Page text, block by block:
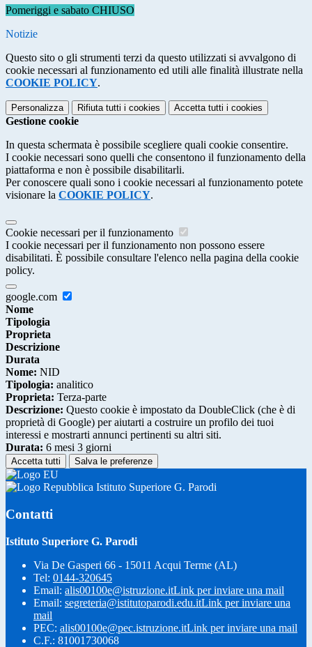
Pomeriggi e sabato CHIUSO
Notizie
Questo sito o gli strumenti terzi da questo utilizzati si avvalgono di
cookie necessari al funzionamento ed utili alle finalità illustrate nella
COOKIE POLICY.
Personalizza Rifiuta tutti i cookies Accetta tutti i cookies
Gestione cookie
In questa schermata è possibile scegliere quali cookie consentire.
I cookie necessari sono quelli che consentono il funzionamento della
piattaforma e non è possibile disabilitarli.
Per conoscere quali sono i cookie necessari al funzionamento potete
visionare la COOKIE POLICY.
Cookie necessari per il funzionamento
I cookie necessari per il funzionamento non possono essere
disabilitati. È possibile consultare l'elenco nella pagina della cookie
policy.
google.com
Nome
Tipologia
Proprieta
Descrizione
Durata
Nome: NID
Tipologia: analitico
Proprieta: Terza-parte
Descrizione: Questo cookie è impostato da DoubleClick (che è di
proprietà di Google) per aiutarti a costruire un profilo dei tuoi
interessi e mostrarti annunci pertinenti su altri siti.
Durata: 6 mesi 3 giorni
Accetta tutti Salva le preferenze
Istituto Superiore G. Parodi
Contatti
Istituto Superiore G. Parodi
Via De Gasperi 66 - 15011 Acqui Terme (AL)
Tel: 0144-320645
Email: alis00100e@istruzione.itLink per inviare una mail
Email: segreteria@istitutoparodi.edu.itLink per inviare una
mail
PEC: alis00100e@pec.istruzione.itLink per inviare una mail
C.F.: 81001730068